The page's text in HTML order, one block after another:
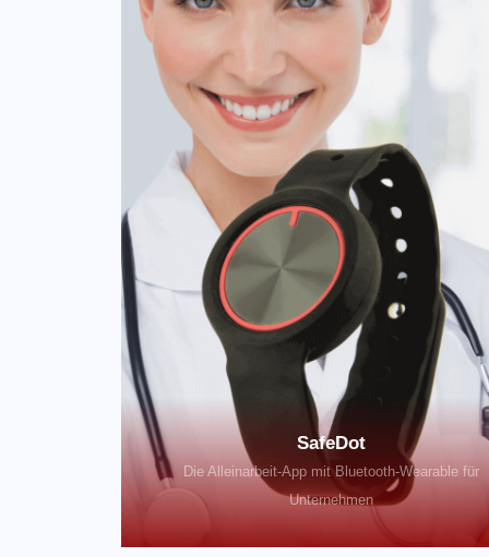
SafeDot
Die Alleinarbeit-App mit Bluetooth-Wearable für
Unternehmen